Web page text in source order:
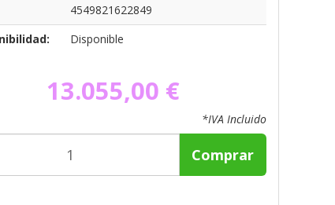
4549821622849
Disponible
13.055,00 €
*IVA Incluido
Comprar